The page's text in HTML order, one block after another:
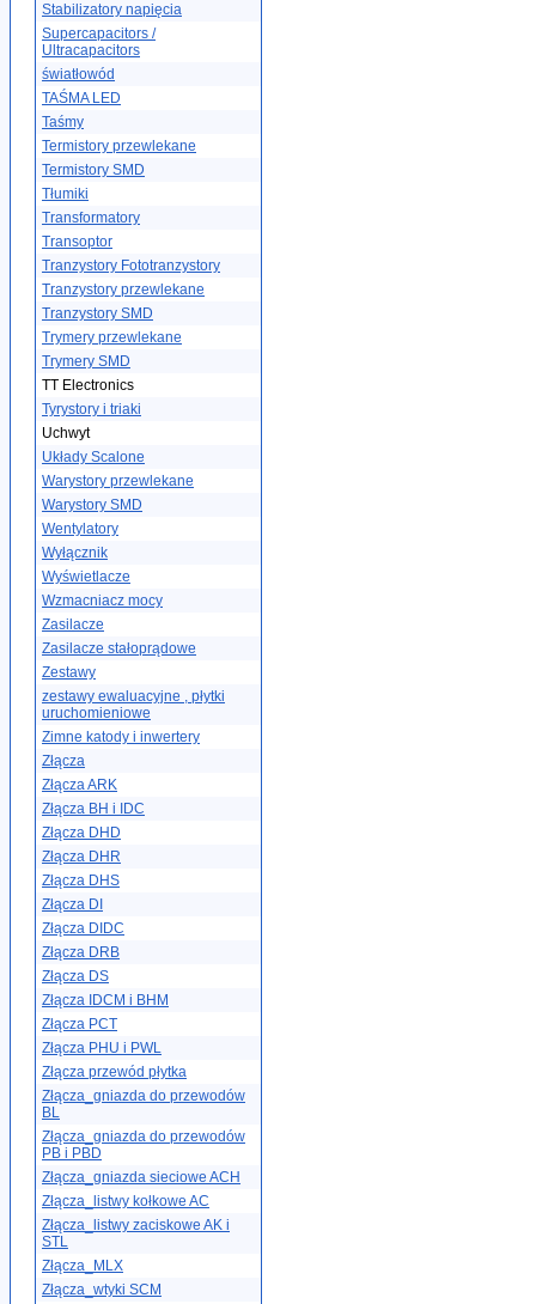
Stabilizatory napięcia
Supercapacitors /
Ultracapacitors
światłowód
TAŚMA LED
Taśmy
Termistory przewlekane
Termistory SMD
Tłumiki
Transformatory
Transoptor
Tranzystory Fototranzystory
Tranzystory przewlekane
Tranzystory SMD
Trymery przewlekane
Trymery SMD
TT Electronics
Tyrystory i triaki
Uchwyt
Układy Scalone
Warystory przewlekane
Warystory SMD
Wentylatory
Wyłącznik
Wyświetlacze
Wzmacniacz mocy
Zasilacze
Zasilacze stałoprądowe
Zestawy
zestawy ewaluacyjne , płytki
uruchomieniowe
Zimne katody i inwertery
Złącza
Złącza ARK
Złącza BH i IDC
Złącza DHD
Złącza DHR
Złącza DHS
Złącza DI
Złącza DIDC
Złącza DRB
Złącza DS
Złącza IDCM i BHM
Złącza PCT
Złącza PHU i PWL
Złącza przewód płytka
Złącza_gniazda do przewodów
BL
Złącza_gniazda do przewodów
PB i PBD
Złącza_gniazda sieciowe ACH
Złącza_listwy kołkowe AC
Złącza_listwy zaciskowe AK i
STL
Złącza_MLX
Złącza_wtyki SCM